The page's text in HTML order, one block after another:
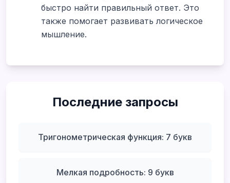
быстро найти правильный ответ. Это
также помогает развивать логическое
мышление.
Последние запросы
Тригонометрическая функция: 7 букв
Мелкая подробность: 9 букв